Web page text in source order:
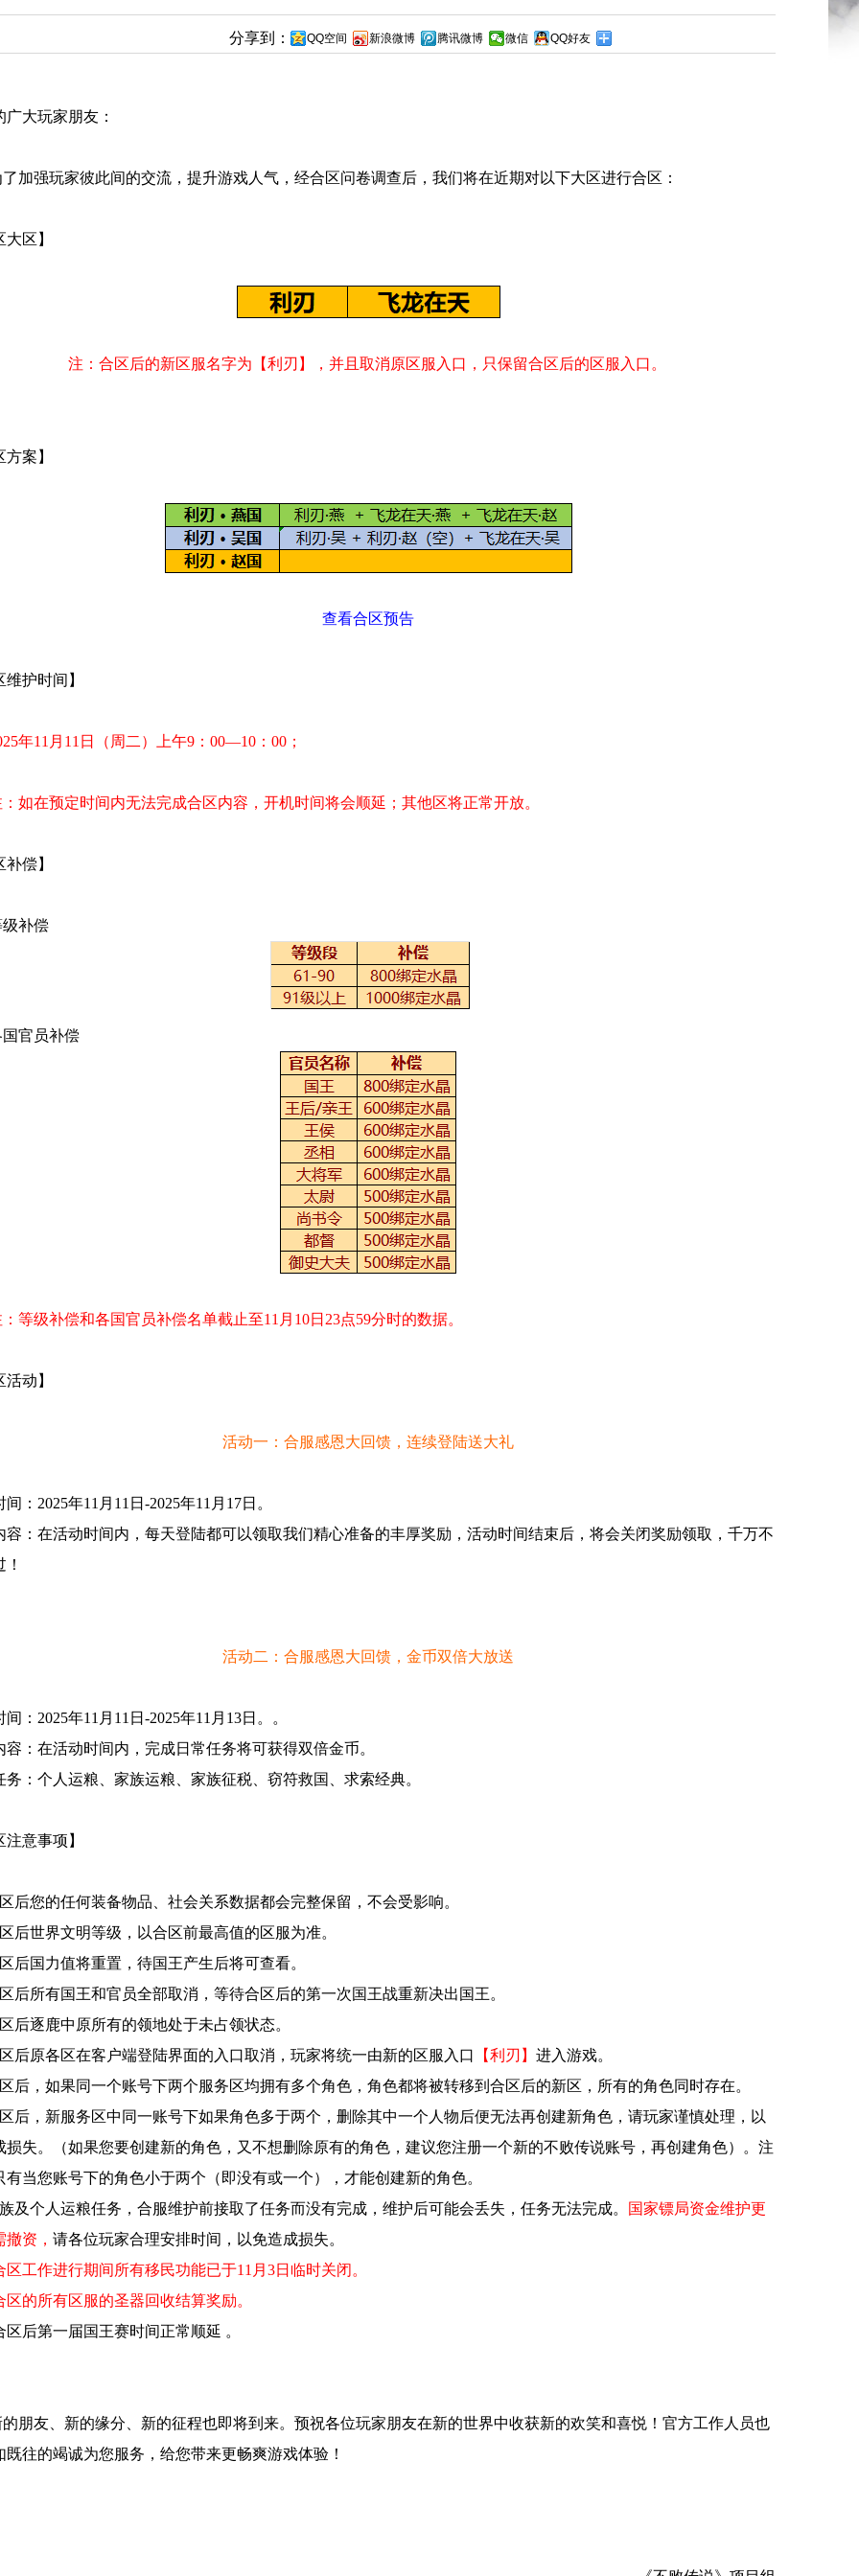
分享到： QQ空间 新浪微博 腾讯微博 微信 QQ好友
广大玩家朋友：
强玩家彼此间的交流，提升游戏人气，经合区问卷调查后，我们将在近期对以下大区进行合区：
大区】
注：合区后的新区服名字为【利刃】，并且取消原区服入口，只保留合区后的区服入口。
方案】
查看合区预告
维护时间】
年11 月11 日（周二）上午9 ：00—10：00；
如在预定时间内无法完成合区内容，开机时间将会顺延；其他区将正常开放。
补偿】
补偿
官员补偿
等级补偿和各国官员补偿名单截止至11 月10日 23点59分时的数据。
活动】
活动一：合服感恩大回馈，连续登陆送大礼
： 2025年11 月11 日 -2025年11 月17日。
容：在活动时间内，每天登陆都可以领取我们精心准备的丰厚奖励，活动时间结束后，将会关闭奖励领取，千万不
活动二：合服感恩大回馈，金币双倍大放送
： 2025年11 月11 日 -2025年11 月13日。
。
容：在活动时间内，完成日常任务将可获得双倍金币。
务：个人运粮、家族运粮、家族征税、窃符救国、求索经典。
注意事项】
后您的任何装备物品、社会关系数据都会完整保留，不会受影响。
后世界文明等级，以合区前最高值的区服为准。
后国力值将重置，待国王产生后将可查看。
后所有国王和官员全部取消，等待合区后的第一次国王战重新决出国王。
后逐鹿中原所有的领地处于未占领状态。
后原各区在客户端登陆界面的入口取消，玩家将统一由新的区服入口
【利刃】 进入游戏。
后，如果同一个账号下两个服务区均拥有多个角色，角色都将被转移到合区后的新区，所有的角色同时存在。
后，新服务区中同一账号下如果角色多于两个，删除其中一个人物后便无法再创建新角色，请玩家谨慎处理，以
损失。（如果您要创建新的角色，又不想删除原有的角色，建议您注册一个新的不败传说账号，再创建角色）。注
有当您账号下的角色小于两个（即没有或一个），才能创建新的角色。
及个人运粮任务，合服维护前接取了任务而没有完成，维护后可能会丢失，任务无法完成。
国家镖局资金维护更
撤资， 请各位玩家合理安排时间，以免造成损失。
区工作进行期间所有移民功能已于11 月3日临时关闭。
区的所有区服的圣器回收结算奖励。
区后第一届国王赛时间正常顺延 。
友、新的缘分、新的征程也即将到来。预祝各位玩家朋友在新的世界中收获新的欢笑和喜悦！官方工作人员也
既往的竭诚为您服务，给您带来更畅爽游戏体验！